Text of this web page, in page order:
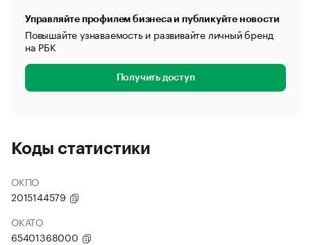
Управляйте профилем бизнеса и публикуйте новости
Повышайте узнаваемость и развивайте личный бренд
на РБК
Получить доступ
Коды статистики
ОКПО
2015144579
ОКАТО
65401368000